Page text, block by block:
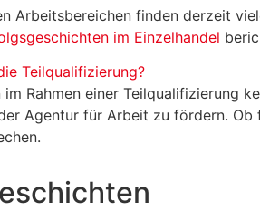
Arbeitsbereichen finden derzeit
im Einzelhandel
Teilqualifizierung?
im Rahmen einer Teilqualifizierung
Agentur für Arbeit zu fördern.